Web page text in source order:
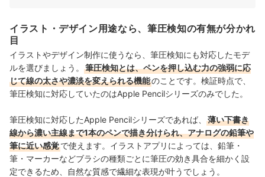
イラスト・デザイン用途なら、筆圧検知の有無が分かれ
目
イラストやデザイン制作に使うなら、筆圧検知にも対応したモデ
ルを選びましょう。
筆圧検知とは、ペンを押し込む力の強弱に応
じて線の太さや濃淡を変えられる機能のことです。検証時点で、
筆圧検知に対応していたのはApple Pencilシリーズのみでした。
筆圧検知に対応したApple Pencilシリーズであれば、
薄い下書き
線から濃い主線まで1本のペンで描き分けられ、アナログの鉛筆や
筆に近い感覚で使えます。イラストアプリによっては、鉛筆・
筆・マーカーなどブラシの種類ごとに筆圧の効き具合を細かく設
定できるため、自然な質感で繊細な表現が叶うでしょう。